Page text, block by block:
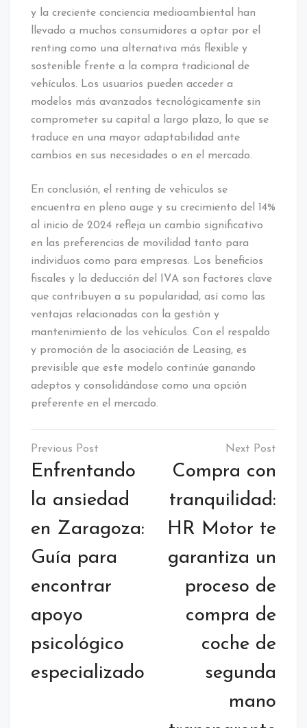
y la creciente conciencia medioambiental han
llevado a muchos consumidores a optar por el
renting como una alternativa más flexible y
sostenible frente a la compra tradicional de
vehículos. Los usuarios pueden acceder a
modelos más avanzados tecnológicamente sin
comprometer su capital a largo plazo, lo que se
traduce en una mayor adaptabilidad ante
cambios en sus necesidades o en el mercado.
En conclusión, el renting de vehículos se
encuentra en pleno auge y su crecimiento del 14%
al inicio de 2024 refleja un cambio significativo
en las preferencias de movilidad tanto para
individuos como para empresas. Los beneficios
fiscales y la deducción del IVA son factores clave
que contribuyen a su popularidad, así como las
ventajas relacionadas con la gestión y
mantenimiento de los vehículos. Con el respaldo
y promoción de la asociación de Leasing, es
previsible que este modelo continúe ganando
adeptos y consolidándose como una opción
preferente en el mercado.
Navegación
de
entradas
Enfrentando
la ansiedad
en Zaragoza:
Guía para
encontrar
apoyo
psicológico
especializado
Compra con
tranquilidad:
HR Motor te
garantiza un
proceso de
compra de
coche de
segunda
mano